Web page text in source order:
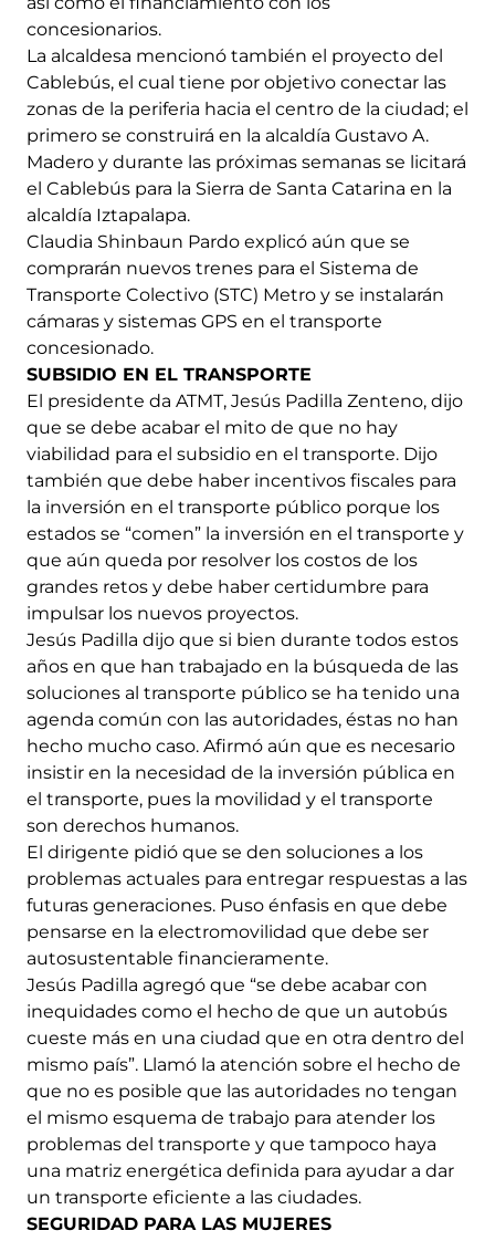
concesionarios.
La alcaldesa mencionó también el proyecto del
Cablebús, el cual tiene por objetivo conectar las
zonas de la periferia hacia el centro de la ciudad; el
primero se construirá en la alcaldía Gustavo A.
Madero y durante las próximas semanas se licitará
el Cablebús para la Sierra de Santa Catarina en la
alcaldía Iztapalapa.
Claudia Shinbaun Pardo explicó aún que se
comprarán nuevos trenes para el Sistema de
Transporte Colectivo (STC) Metro y se instalarán
cámaras y sistemas GPS en el transporte
concesionado.
SUBSIDIO EN EL TRANSPORTE
El presidente da ATMT, Jesús Padilla Zenteno, dijo
que se debe acabar el mito de que no hay
viabilidad para el subsidio en el transporte. Dijo
también que debe haber incentivos fiscales para
la inversión en el transporte público porque los
estados se “comen” la inversión en el transporte y
que aún queda por resolver los costos de los
grandes retos y debe haber certidumbre para
impulsar los nuevos proyectos.
Jesús Padilla dijo que si bien durante todos estos
años en que han trabajado en la búsqueda de las
soluciones al transporte público se ha tenido una
agenda común con las autoridades, éstas no han
hecho mucho caso. Afirmó aún que es necesario
insistir en la necesidad de la inversión pública en
el transporte, pues la movilidad y el transporte
son derechos humanos.
El dirigente pidió que se den soluciones a los
problemas actuales para entregar respuestas a las
futuras generaciones. Puso énfasis en que debe
pensarse en la electromovilidad que debe ser
autosustentable financieramente.
Jesús Padilla agregó que “se debe acabar con
inequidades como el hecho de que un autobús
cueste más en una ciudad que en otra dentro del
mismo país”. Llamó la atención sobre el hecho de
que no es posible que las autoridades no tengan
el mismo esquema de trabajo para atender los
problemas del transporte y que tampoco haya
una matriz energética definida para ayudar a dar
un transporte eficiente a las ciudades.
SEGURIDAD PARA LAS MUJERES